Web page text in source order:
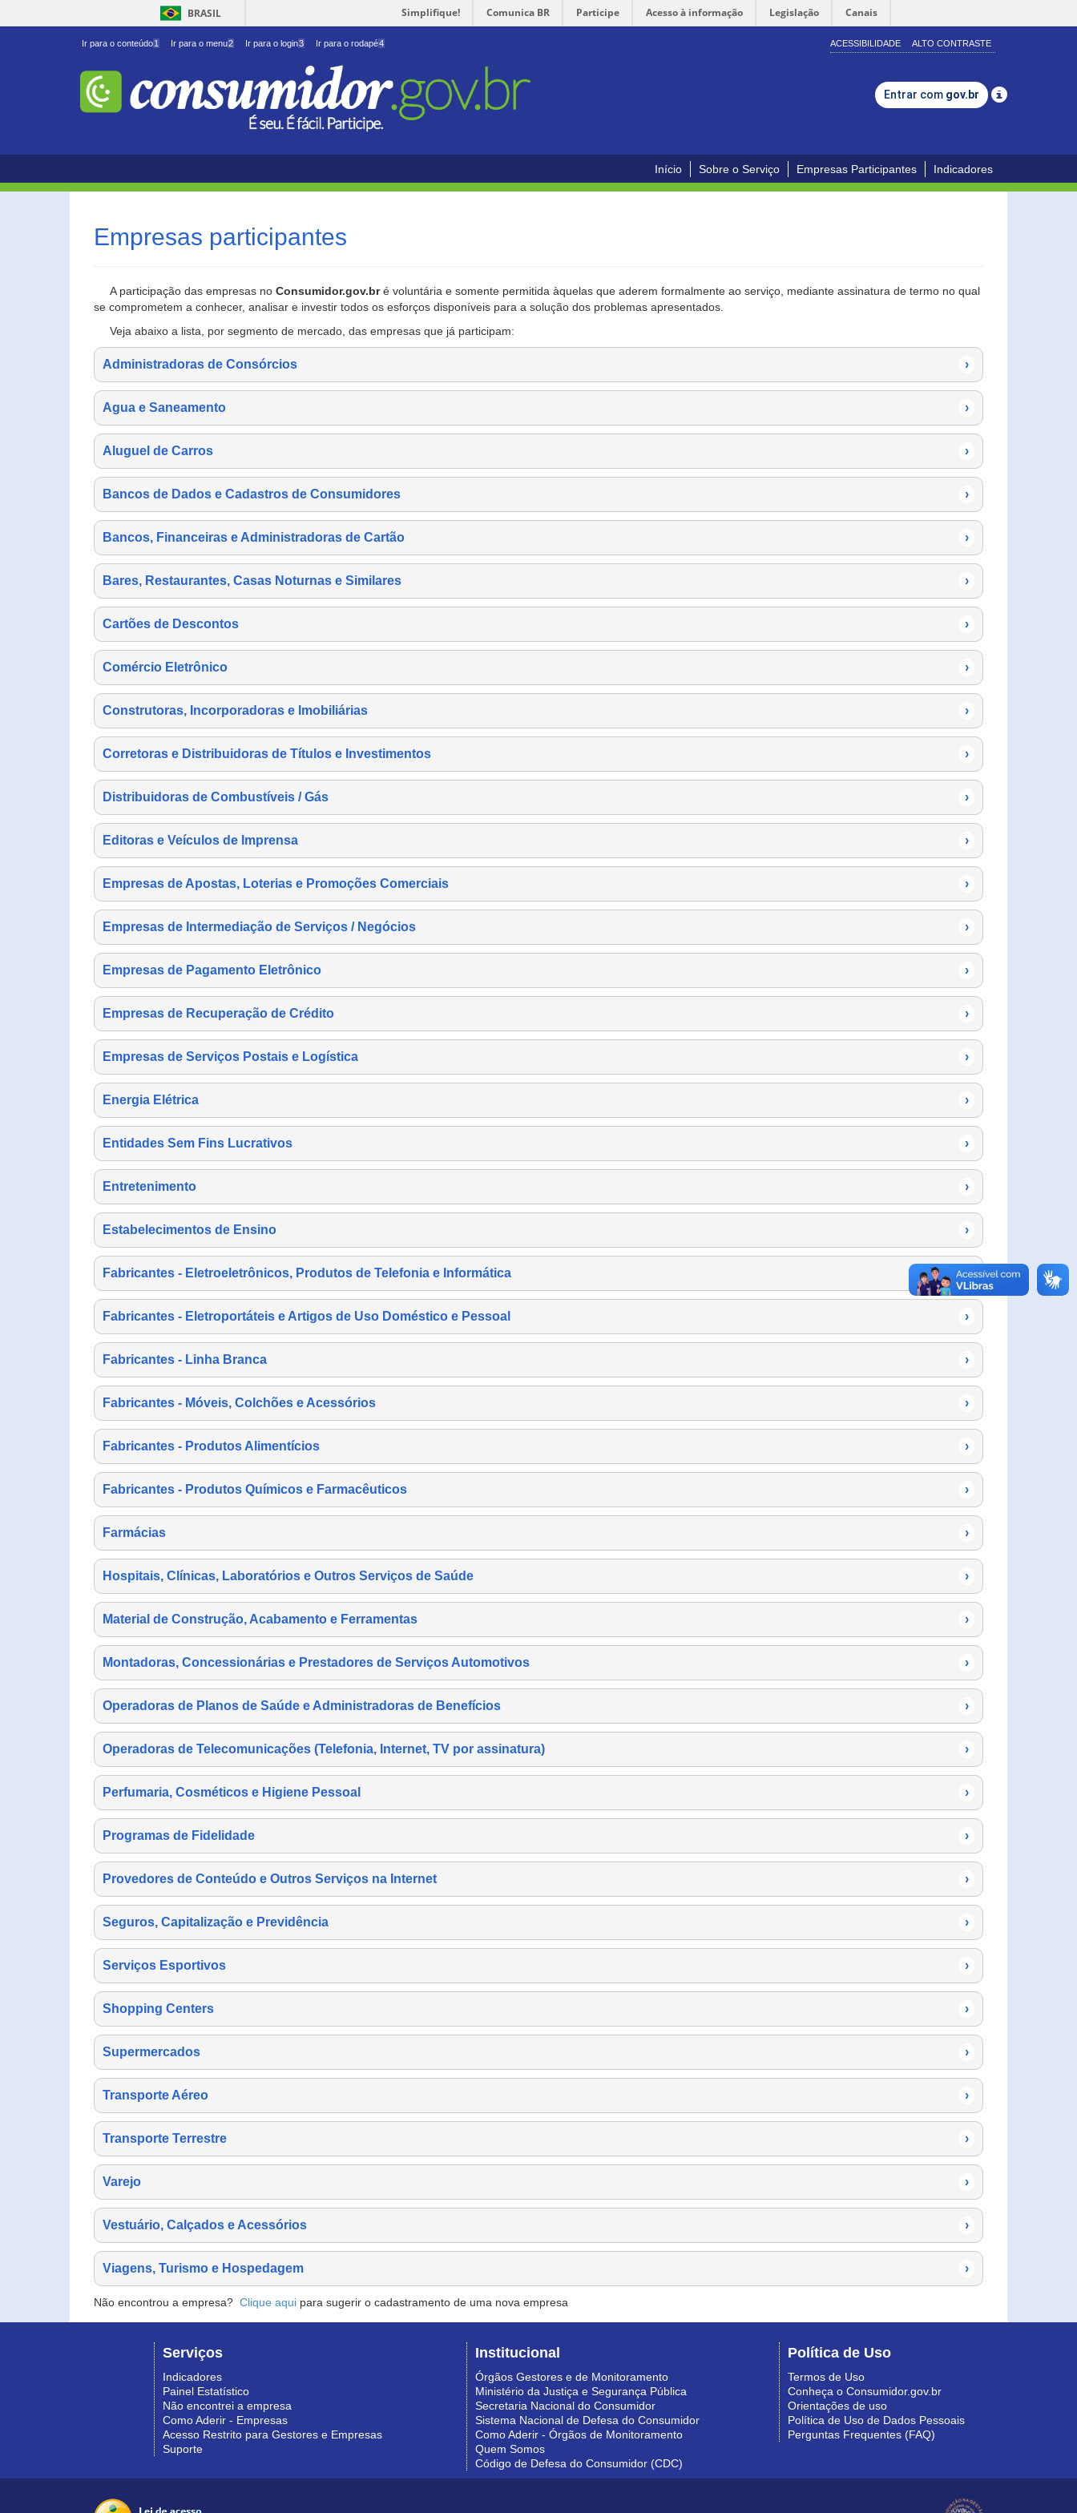
BRASIL Simplifique! Comunica BR Participe Acesso à informação Legislação Canais
Ir para o conteúdo1 Ir para o menu2 Ir para o login3 Ir para o rodapé4 ACESSIBILIDADE ALTO CONTRASTE
Entrar com gov.br
Início Sobre o Serviço Empresas Participantes Indicadores
Empresas participantes
A participação das empresas no Consumidor.gov.bré voluntária e somente permitida àquelas que aderem formalmente ao serviço, mediante assinatura de termo no qual
se comprometem a conhecer, analisar e investir todos os esforços disponíveis para a solução dos problemas apresentados.
Veja abaixo a lista, por segmento de mercado, das empresas que já participam:
Administradoras de Consórcios ›
Agua e Saneamento ›
Aluguel de Carros ›
Bancos de Dados e Cadastros de Consumidores ›
Bancos, Financeiras e Administradoras de Cartão ›
Bares, Restaurantes, Casas Noturnas e Similares ›
Cartões de Descontos ›
Comércio Eletrônico ›
Construtoras, Incorporadoras e Imobiliárias ›
Corretoras e Distribuidoras de Títulos e Investimentos ›
Distribuidoras de Combustíveis / Gás ›
Editoras e Veículos de Imprensa ›
Empresas de Apostas, Loterias e Promoções Comerciais ›
Empresas de Intermediação de Serviços / Negócios ›
Empresas de Pagamento Eletrônico ›
Empresas de Recuperação de Crédito ›
Empresas de Serviços Postais e Logística ›
Energia Elétrica ›
Entidades Sem Fins Lucrativos ›
Entretenimento ›
Estabelecimentos de Ensino ›
Fabricantes - Eletroeletrônicos, Produtos de Telefonia e Informática ›
Fabricantes - Eletroportáteis e Artigos de Uso Doméstico e Pessoal ›
Fabricantes - Linha Branca ›
Fabricantes - Móveis, Colchões e Acessórios ›
Fabricantes - Produtos Alimentícios ›
Fabricantes - Produtos Químicos e Farmacêuticos ›
Farmácias ›
Hospitais, Clínicas, Laboratórios e Outros Serviços de Saúde ›
Material de Construção, Acabamento e Ferramentas ›
Montadoras, Concessionárias e Prestadores de Serviços Automotivos ›
Operadoras de Planos de Saúde e Administradoras de Benefícios ›
Operadoras de Telecomunicações (Telefonia, Internet, TV por assinatura) ›
Perfumaria, Cosméticos e Higiene Pessoal ›
Programas de Fidelidade ›
Provedores de Conteúdo e Outros Serviços na Internet ›
Seguros, Capitalização e Previdência ›
Serviços Esportivos ›
Shopping Centers ›
Supermercados ›
Transporte Aéreo ›
Transporte Terrestre ›
Varejo ›
Vestuário, Calçados e Acessórios ›
Viagens, Turismo e Hospedagem ›
Não encontrou a empresa? Clique aqui para sugerir o cadastramento de uma nova empresa
Serviços
Indicadores
Painel Estatístico
Não encontrei a empresa
Como Aderir - Empresas
Acesso Restrito para Gestores e Empresas
Suporte
Institucional
Órgãos Gestores e de Monitoramento
Ministério da Justiça e Segurança Pública
Secretaria Nacional do Consumidor
Sistema Nacional de Defesa do Consumidor
Como Aderir - Órgãos de Monitoramento
Quem Somos
Código de Defesa do Consumidor (CDC)
Política de Uso
Termos de Uso
Conheça o Consumidor.gov.br
Orientações de uso
Política de Uso de Dados Pessoais
Perguntas Frequentes (FAQ)